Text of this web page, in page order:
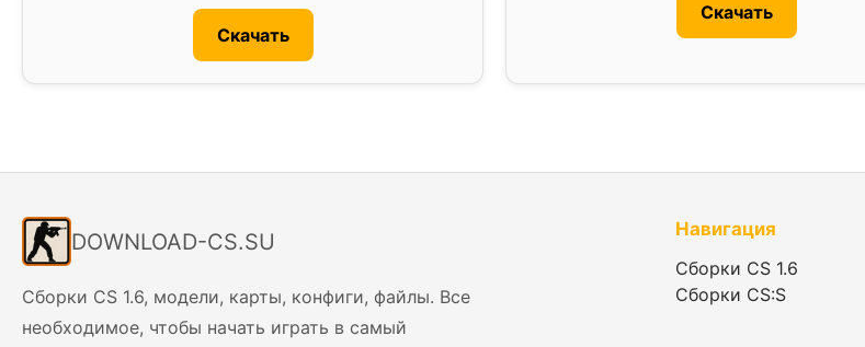
Скачать
Скачать
DOWNLOAD-CS.SU
Сборки CS 1.6, модели, карты, конфиги, файлы. Все
необходимое, чтобы начать играть в самый
Навигация
Сборки CS 1.6
Сборки CS:S